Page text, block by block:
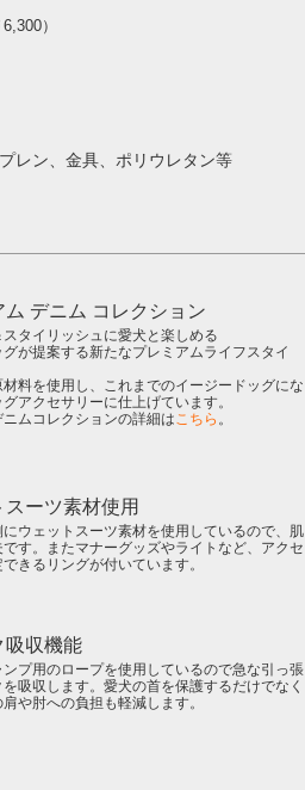
）
レン、金具、ポリウレタン等
ム デニム コレクション
タイリッシュに愛犬と楽しめる
が提案する新たなプレミアムライフスタイ
料を使用し、これまでのイージードッグにな
アクセサリーに仕上げています。
ムコレクションの詳細はこちら 。
スーツ素材使用
ウェットスーツ素材を使用しているので、肌
す。またマナーグッズやライトなど、アクセ
きるリングが付いています。
吸収機能
プ用のロープを使用しているので急な引っ張
を吸収します。愛犬の首を保護するだけでなく
や肘への負担も軽減します。